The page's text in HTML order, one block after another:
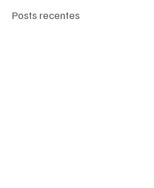
Posts recentes